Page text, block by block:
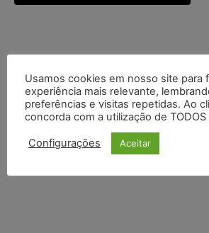
Usamos cookies em nosso site para
experiência mais relevante,
preferências e visitas repetidas. Ao
concorda com a utilização de
Configurações Aceitar